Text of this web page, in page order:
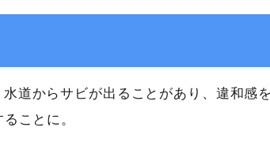
道からサビが出ることがあり、違和感
ことに。